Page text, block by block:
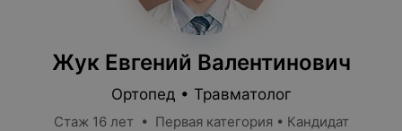
Жук Евгений Валентинович
Ортопед • Травматолог
Стаж 16 лет • Первая категория • Кандидат